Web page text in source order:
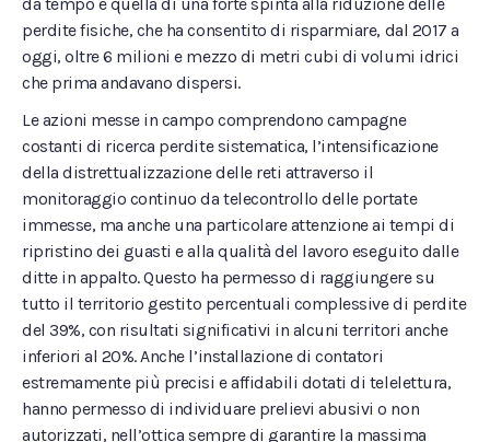
perdite fisiche, che ha consentito di risparmiare, dal 2017 a
oggi, oltre 6 milioni e mezzo di metri cubi di volumi idrici
che prima andavano dispersi.
Le azioni messe in campo comprendono campagne
costanti di ricerca perdite sistematica, l’intensificazione
della distrettualizzazione delle reti attraverso il
monitoraggio continuo da telecontrollo delle portate
immesse, ma anche una particolare attenzione ai tempi di
ripristino dei guasti e alla qualità del lavoro eseguito dalle
ditte in appalto. Questo ha permesso di raggiungere su
tutto il territorio gestito percentuali complessive di perdite
del 39%, con risultati significativi in alcuni territori anche
inferiori al 20%. Anche l’installazione di contatori
estremamente più precisi e affidabili dotati di telelettura,
hanno permesso di individuare prelievi abusivi o non
autorizzati, nell’ottica sempre di garantire la massima